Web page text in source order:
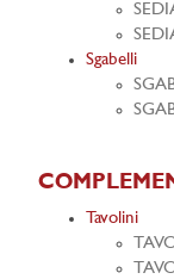
Sgabelli
Tavolini